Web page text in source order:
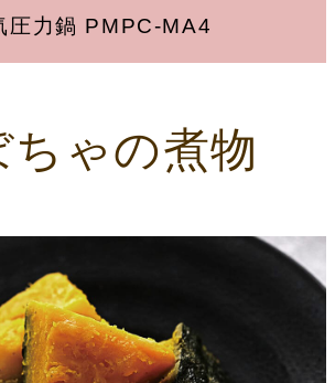
圧力鍋 PMPC-MA4
ちゃの煮物